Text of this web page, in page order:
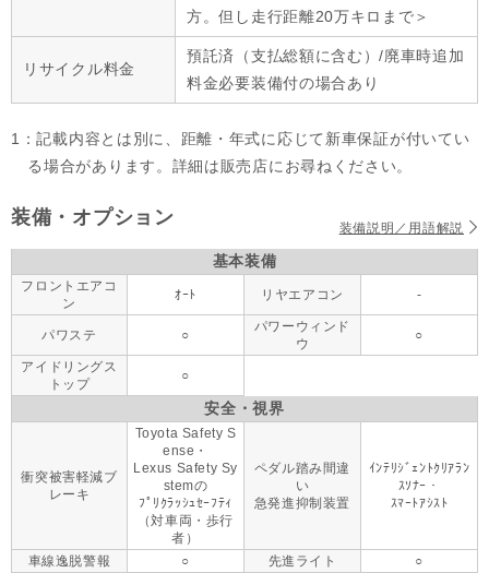
方。但し走行距離20万キロまで＞
リサイクル料金
預託済（支払総額に含む）/廃車時追加
料金必要装備付の場合あり
1：記載内容とは別に、距離・年式に応じて新車保証が付いてい
る場合があります。詳細は販売店にお尋ねください。
装備・オプション 装備説明／用語解説
基本装備
フロントエアコ
ン
ｵｰﾄ リヤエアコン -
パワステ ○
パワーウィンド
ウ
○
アイドリングス
トップ
○
安全・視界
衝突被害軽減ブ
レーキ
Toyota Safety S
ense・
Lexus Safety Sy
stemの
ﾌﾟﾘｸﾗｯｼｭｾｰﾌﾃｨ
（対車両・歩行
者）
ペダル踏み間違
い
急発進抑制装置
ｲﾝﾃﾘｼﾞｪﾝﾄｸﾘｱﾗﾝ
ｽｿﾅｰ・
ｽﾏｰﾄｱｼｽﾄ
車線逸脱警報 ○ 先進ライト ○